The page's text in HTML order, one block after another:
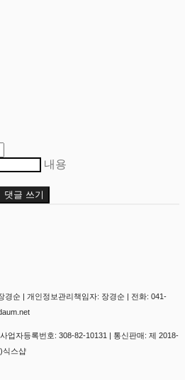
내용
댓글 쓰기
경순 | 개인정보관리책임자: 장경순 | 전화: 041-
업자등록번호: 308-82-10131 | 통신판매: 제 2018-
식스샵